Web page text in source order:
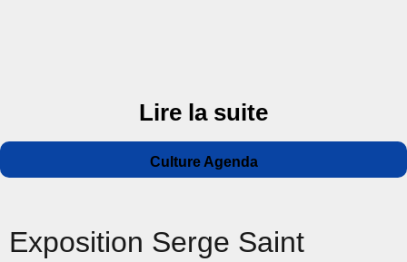
Lire la suite
Auteur
Publié
le
Catégories
Culture Agenda
Exposition Serge Saint